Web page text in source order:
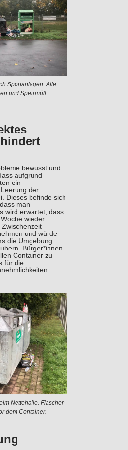
Sportanlagen. Alle
und Sperrmüll
bewusst und
aufgrund
ein
der
Dieses befinde sich
man
wird erwartet, dass
wieder
und würde
die Umgebung
Bürger*innen
Container zu
für die
Nettehalle. Flaschen
dem Container.